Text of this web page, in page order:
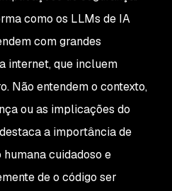
como os LLMs de IA
com grandes
internet, que incluem
Não entendem o contexto,
ou as implicações do
a importância de
cuidadoso e
de o código ser